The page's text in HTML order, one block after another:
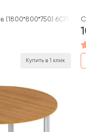
6СП.001
Купить в 1 клик